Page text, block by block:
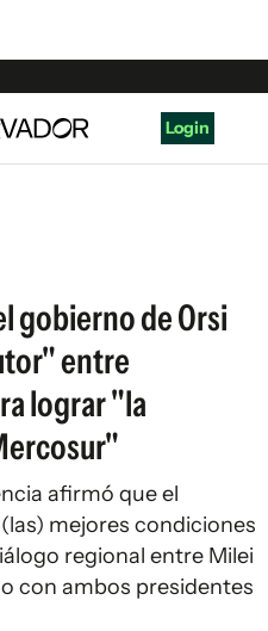
Login
gobierno de Orsi
entre
lograr "la
afirmó que el
mejores condiciones
regional entre Milei
con ambos presidentes